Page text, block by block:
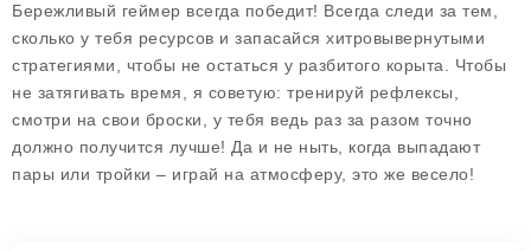
Бережливый геймер всегда победит! Всегда следи за тем,
сколько у тебя ресурсов и запасайся хитровывернутыми
стратегиями, чтобы не остаться у разбитого корыта. Чтобы
не затягивать время, я советую: тренируй рефлексы,
смотри на свои броски, у тебя ведь раз за разом точно
должно получится лучше! Да и не ныть, когда выпадают
пары или тройки – играй на атмосферу, это же весело!